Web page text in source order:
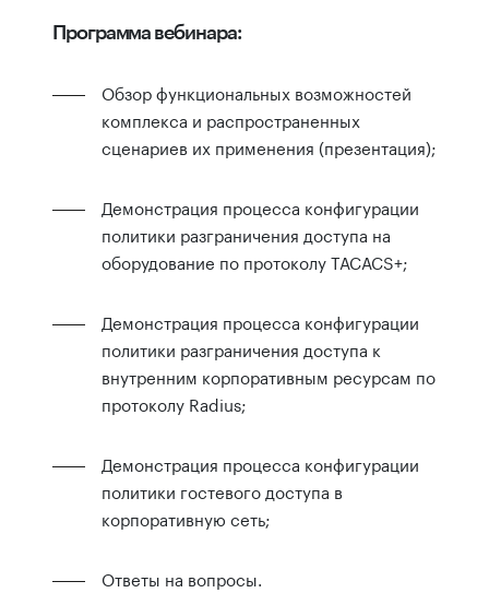
Программа вебинара:
Обзор функциональных возможностей
комплекса и распространенных
сценариев их применения (презентация);
Демонстрация процесса конфигурации
политики разграничения доступа на
оборудование по протоколу TACACS+;
Демонстрация процесса конфигурации
политики разграничения доступа к
внутренним корпоративным ресурсам по
протоколу Radius;
Демонстрация процесса конфигурации
политики гостевого доступа в
корпоративную сеть;
Ответы на вопросы.